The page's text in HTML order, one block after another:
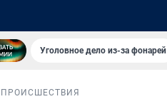
Уголовное дело из-за фонарей
ПРОИСШЕСТВИЯ